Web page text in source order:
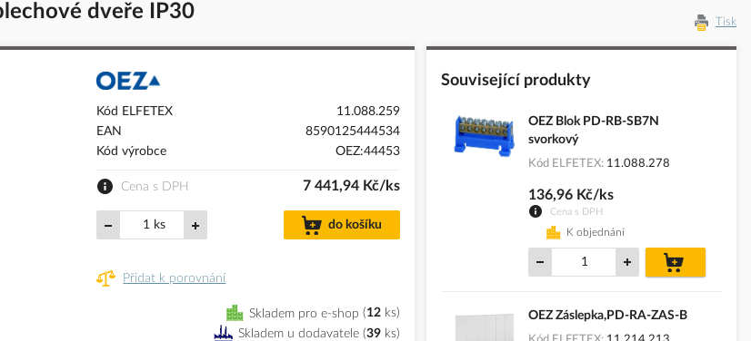
dveře IP30 Tisk
Kód ELFETEX
11.088.259
EAN
8590125444534
Kód výrobce
OEZ:44453
Cena s DPH 7 441,94 Kč/ks
ks do košíku
Přidat k porovnání
Skladem pro e-shop 12 ks
Skladem u dodavatele (39 ks)
Související produkty
OEZ Blok PD-RB-SB7N
svorkový
Kód ELFETEX 11.088.278
Cena s DPH
136,96 Kč/ks
K objednání
košíku
OEZ Záslepka,PD-RA-ZAS-B